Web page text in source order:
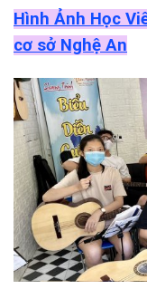
Hình Ảnh Học
cơ sở Nghệ An